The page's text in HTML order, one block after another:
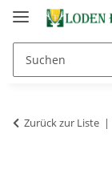
Zurück zur Liste